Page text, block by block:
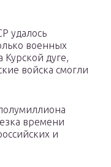
удалось
военных
Курской дуге,
войска смогли
времени
и